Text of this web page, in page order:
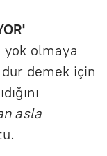
yok olmaya
demek için
asla